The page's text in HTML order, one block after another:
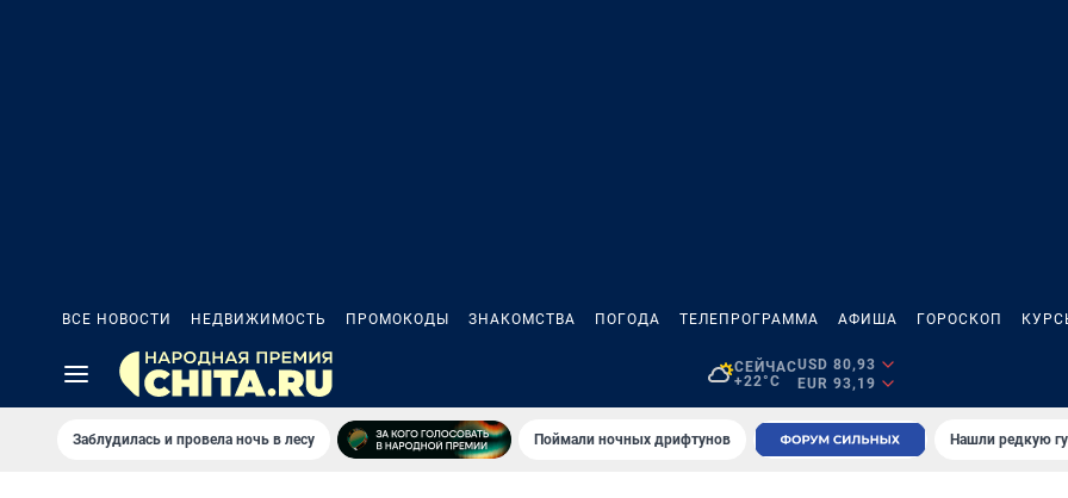
ВСЕ НОВОСТИ НЕДВИЖИМОСТЬ ПРОМОКОДЫ ЗНАКОМСТВА ПОГОДА ТЕЛЕПРОГРАММА АФИША ГОРОСКОП
СЕЙЧАС
+22°C
USD 80,93
EUR 93,19
Заблудилась и провела ночь в лесу Поймали ночных дрифтунов Нашли редкую